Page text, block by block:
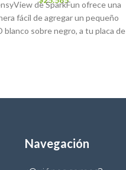
de SparkFun ofrece una
fácil de agregar un pequeño
blanco sobre negro, a tu placa de
Navegación